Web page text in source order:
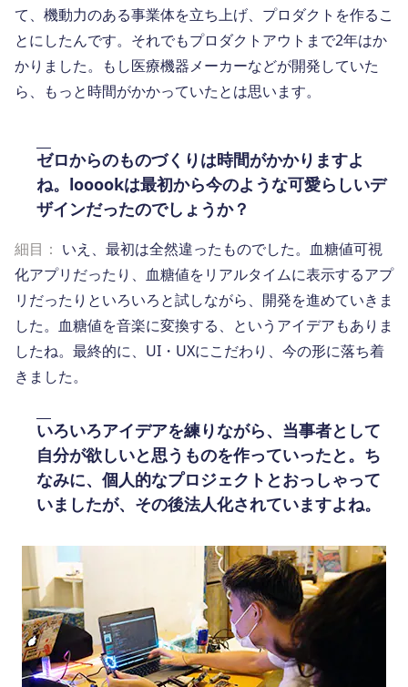
て、機動力のある事業体を立ち上げ、プロダクトを作るこ
とにしたんです。それでもプロダクトアウトまで2年はか
かりました。もし医療機器メーカーなどが開発していた
ら、もっと時間がかかっていたとは思います。
ゼロからのものづくりは時間がかかりますよ
ね。looookは最初から今のような可愛らしいデ
ザインだったのでしょうか？
細目： いえ、最初は全然違ったものでした。血糖値可視
化アプリだったり、血糖値をリアルタイムに表示するアプ
リだったりといろいろと試しながら、開発を進めていきま
した。血糖値を音楽に変換する、というアイデアもありま
したね。最終的に、UI・UXにこだわり、今の形に落ち着
きました。
いろいろアイデアを練りながら、当事者として
自分が欲しいと思うものを作っていったと。ち
なみに、個人的なプロジェクトとおっしゃって
いましたが、その後法人化されていますよね。